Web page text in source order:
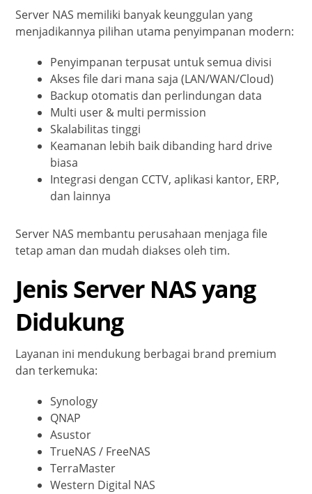
Server NAS memiliki banyak keunggulan yang
menjadikannya pilihan utama penyimpanan modern:
Penyimpanan terpusat untuk semua divisi
Akses file dari mana saja (LAN/WAN/Cloud)
Backup otomatis dan perlindungan data
Multi user & multi permission
Skalabilitas tinggi
Keamanan lebih baik dibanding hard drive
biasa
Integrasi dengan CCTV, aplikasi kantor, ERP,
dan lainnya
Server NAS membantu perusahaan menjaga file
tetap aman dan mudah diakses oleh tim.
Jenis Server NAS yang
Didukung
Layanan ini mendukung berbagai brand premium
dan terkemuka:
Synology
QNAP
Asustor
TrueNAS / FreeNAS
TerraMaster
Western Digital NAS